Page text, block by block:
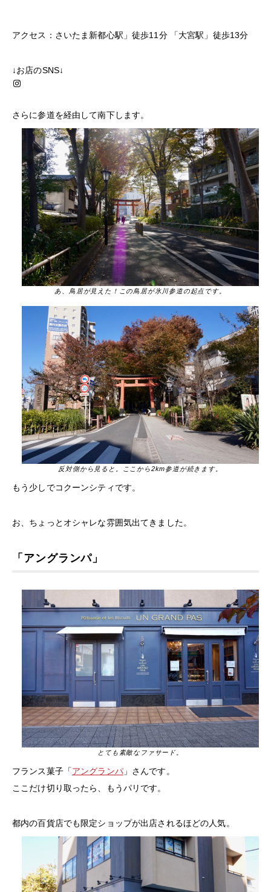
アクセス：さいたま新都心駅」徒歩11分 「大宮駅」徒歩13分
↓お店のSNS↓
Instagram
さらに参道を経由して南下します。
あ、鳥居が見えた！この鳥居が氷川参道の起点です。
反対側から見ると。ここから2km参道が続きます。
もう少しでコクーンシティです。
お、ちょっとオシャレな雰囲気出てきました。
「アングランパ」
とても素敵なファサード。
フランス菓子「アングランパ」さんです。
ここだけ切り取ったら、もうパリです。
都内の百貨店でも限定ショップが出店されるほどの人気。